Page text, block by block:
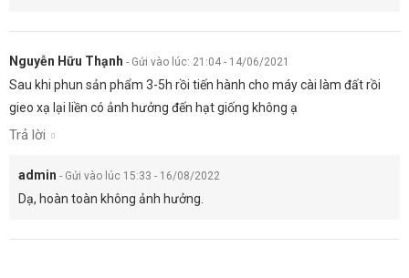
Nguyễn Hữu Thạnh - Gửi vào lúc: 21:04 - 14/06/2021
Sau khi phun sản phẩm 3-5h rồi tiến hành cho máy cài làm đất rồi
gieo xạ lại liền có ảnh hưởng đến hạt giống không ạ
Trả lời
admin - Gửi vào lúc 15:33 - 16/08/2022
Dạ, hoàn toàn không ảnh hưởng.